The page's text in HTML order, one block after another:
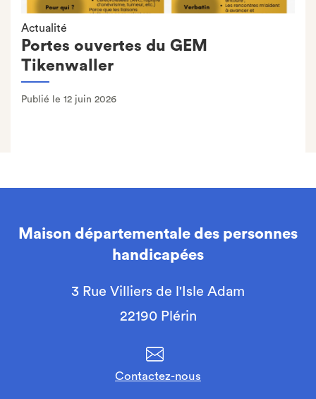
Actualité
Portes ouvertes du GEM
Tikenwaller
Publié le 12 juin 2026
Maison départementale des personnes
handicapées
3 Rue Villiers de l'Isle Adam
22190 Plérin
Contactez-nous